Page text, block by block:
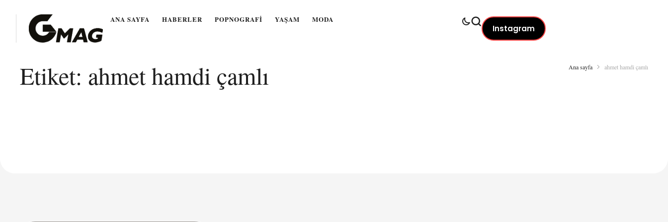
ANA SAYFA HABERLER POPNOGRAFI YAŞAM MODA
Instagram
Etiket: ahmet hamdi çamlı Ana sayfa ahmet hamdi çamlı